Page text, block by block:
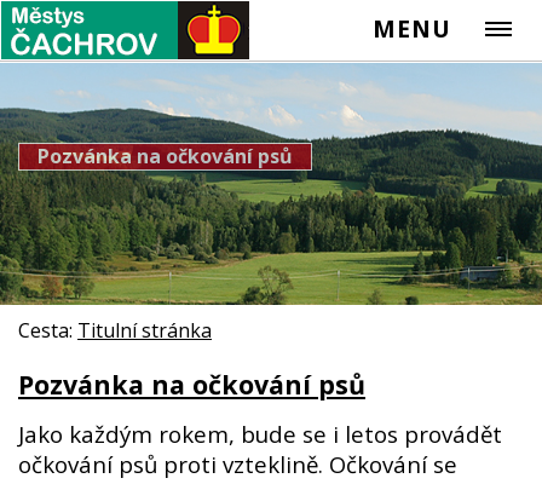
MENU
Pozvánka na očkování psů
Cesta: Titulní stránka
Pozvánka na očkování psů
Jako každým rokem, bude se i letos provádět
očkování psů proti vzteklině. Očkování se